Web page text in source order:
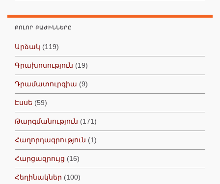
ԲՈԼՈՐ ԲԱԺԻՆՆԵՐԸ
Արձակ (119)
Գրախոսություն (19)
Դրամատուրգիա (9)
Էսսե (59)
Թարգմանություն (171)
Հաղորդագրություն (1)
Հարցազրույց (16)
Հեղինակներ (100)